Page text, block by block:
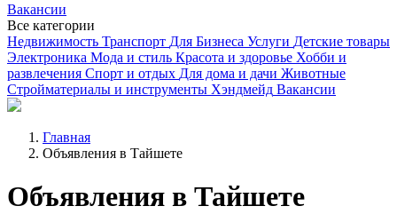
Вакансии
Все категории
Недвижимость Транспорт Для Бизнеса Услуги Детские товары
Электроника Мода и стиль Красота и здоровье Хобби и
развлечения Спорт и отдых Для дома и дачи Животные
Стройматериалы и инструменты Хэндмейд Вакансии
Главная
Объявления в Тайшете
Объявления в Тайшете